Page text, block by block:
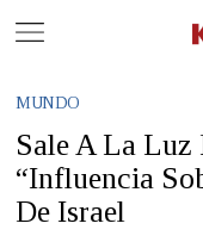
MUNDO
Sale A La Luz
“Influencia
De Israel